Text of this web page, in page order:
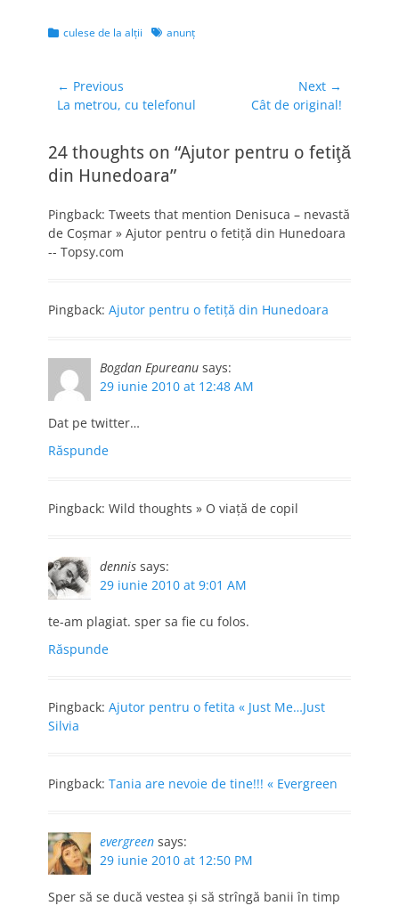
Categories
culese de la alţii Tagsanunţ
Navigare
în
← Previous
Previous
La metrou, cu telefonul
Next →
Cât de original!
24 thoughts on “Ajutor pentru o fetiţă
din Hunedoara”
Pingback: Tweets that mention Denisuca – nevastă
de Coşmar » Ajutor pentru o fetiţă din Hunedoara
-- Topsy.com
Pingback: Ajutor pentru o fetiţă din Hunedoara
Bogdan Epureanu says:
29 iunie 2010 at 12:48 AM
Dat pe twitter…
Răspunde
Pingback: Wild thoughts » O viaţă de copil
dennis says:
29 iunie 2010 at 9:01 AM
te-am plagiat. sper sa fie cu folos.
Răspunde
Pingback: Ajutor pentru o fetita « Just Me…Just
Silvia
Pingback: Tania are nevoie de tine!!! « Evergreen
evergreen says:
29 iunie 2010 at 12:50 PM
Sper să se ducă vestea şi să strîngă banii în timp